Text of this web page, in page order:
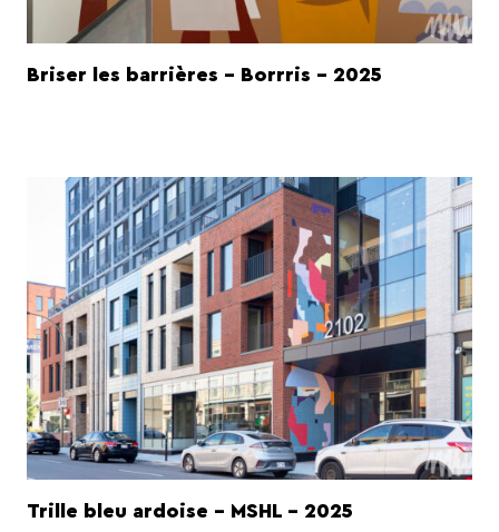
Briser les barrières - Borrris - 2025
Trille bleu ardoise - MSHL - 2025